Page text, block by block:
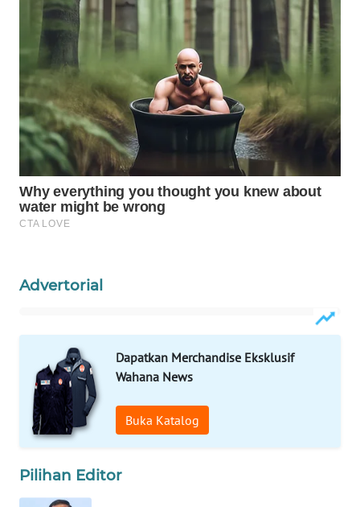
Advertorial
Dapatkan Merchandise Eksklusif
Wahana News
Buka Katalog
Pilihan Editor
WAHANA
ADVOKAT
WAHANA
INFRASTRUKTUR
WAHANA
KONSUMEN
WAHANA
LISTRIK
TRAVEL
WAHANANEWS
ID
WAHANANEWS
WAHANANEWS